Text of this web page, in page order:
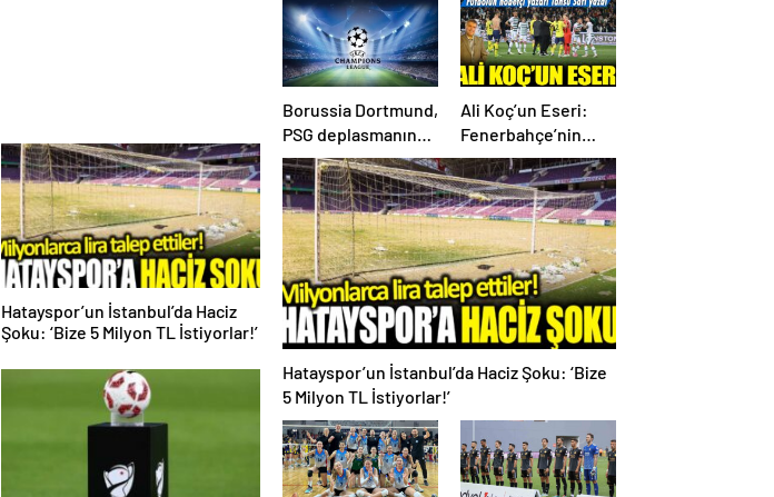
Hatayspor’un İstanbul’da Haciz
Şoku: ‘Bize 5 Milyon TL İstiyorlar!’
Borussia Dortmund,
PSG deplasmanında
finale uzanabilecek
mi?
Ali Koç’un Eseri:
Fenerbahçe’nin
Konya’daki Hayal
Kırıklığı!
Hatayspor’un İstanbul’da Haciz Şoku: ‘Bize
5 Milyon TL İstiyorlar!’